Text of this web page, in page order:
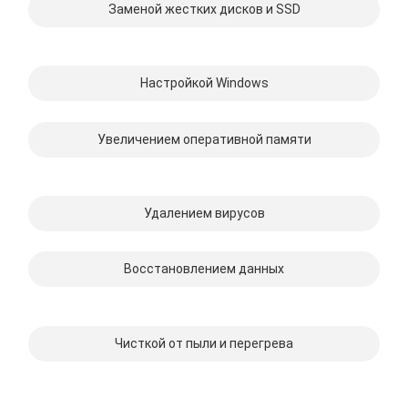
Заменой жестких дисков и SSD
Настройкой Windows
Увеличением оперативной памяти
Удалением вирусов
Восстановлением данных
Чисткой от пыли и перегрева